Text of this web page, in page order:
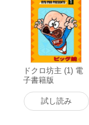
ドクロ坊主 (1) 電
子書籍版
試し読み